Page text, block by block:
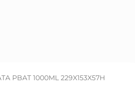
PBAT 1000ML 229X153X57H